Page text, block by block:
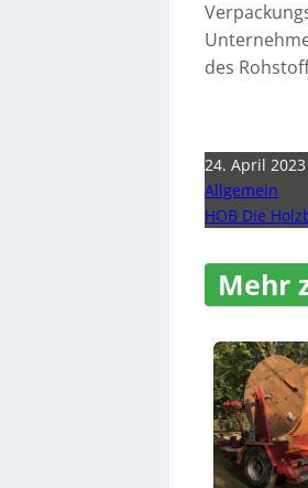
des
24. April 2023
Allgemein
HOB Die
Mehr